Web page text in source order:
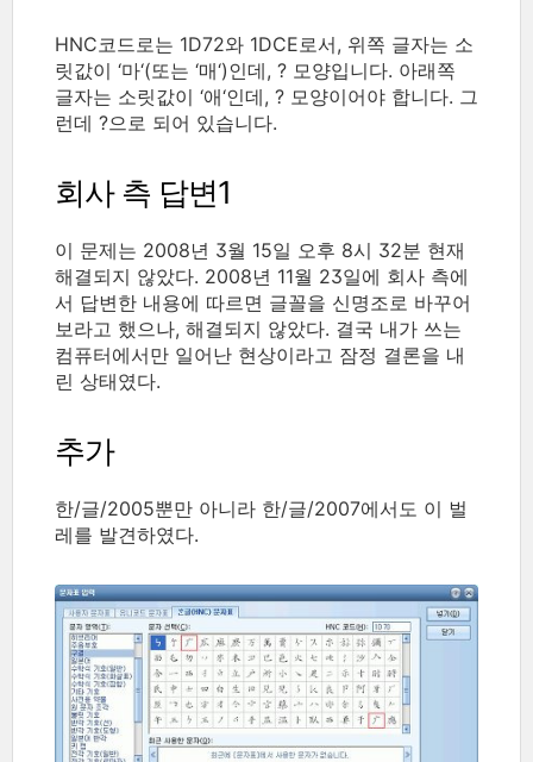
HNC코드로는 1D72와 1DCE로서, 위쪽 글자는 소
릿값이 ‘마‘(또는 ‘매‘)인데, ? 모양입니다. 아래쪽
글자는 소릿값이 ‘애‘인데, ? 모양이어야 합니다. 그
런데 ?으로 되어 있습니다.
회사 측 답변1
이 문제는 2008년 3월 15일 오후 8시 32분 현재
해결되지 않았다. 2008년 11월 23일에 회사 측에
서 답변한 내용에 따르면 글꼴을 신명조로 바꾸어
보라고 했으나, 해결되지 않았다. 결국 내가 쓰는
컴퓨터에서만 일어난 현상이라고 잠정 결론을 내
린 상태였다.
추가
한/글/2005뿐만 아니라 한/글/2007에서도 이 벌
레를 발견하였다.